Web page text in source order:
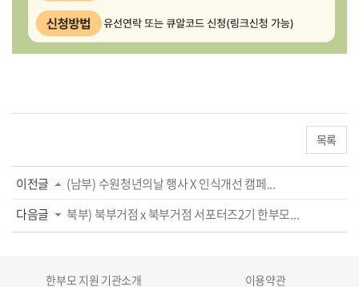
목록
이전글
(남부) 수원청년의날 행사 X 인식개선 캠페...
다음글
북부) 북부거점 x 북부거점 서포터즈2기 한부모...
한부모 지원 기관소개 이용약관